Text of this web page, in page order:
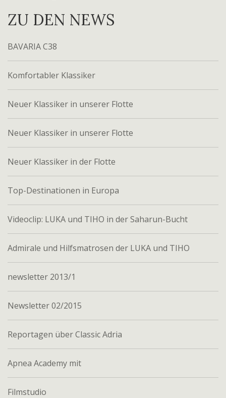
ZU DEN NEWS
BAVARIA C38
Komfortabler Klassiker
Neuer Klassiker in unserer Flotte
Neuer Klassiker in unserer Flotte
Neuer Klassiker in der Flotte
Top-Destinationen in Europa
Videoclip: LUKA und TIHO in der Saharun-Bucht
Admirale und Hilfsmatrosen der LUKA und TIHO
newsletter 2013/1
Newsletter 02/2015
Reportagen über Classic Adria
Apnea Academy mit
Filmstudio